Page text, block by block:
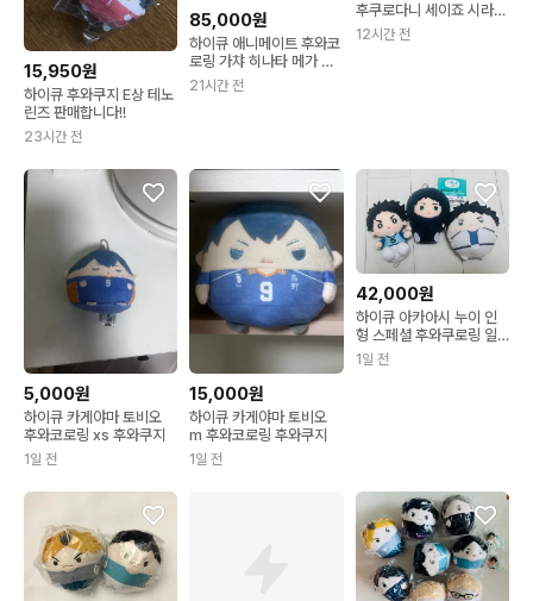
15,950원
하이큐 후와쿠지 E상 테노
린즈 판매합니다!!
23시간 전
85,000원
하이큐 애니메이트 후와코
로링 가챠 히나타 메가 후
와 A상 판매합니다
21시간 전
후쿠로다니 세이죠 시라토
리자와 비공식 스티커 판
12시간 전
5,000원
하이큐 카게야마 토비오
후와코로링 xs 후와쿠지
1일 전
15,000원
하이큐 카게야마 토비오
m 후와코로링 후와쿠지
1일 전
42,000원
하이큐 아카아시 누이 인
형 스페셜 후와쿠로링 일
괄 판매
1일 전